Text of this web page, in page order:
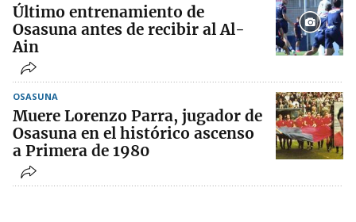
Último entrenamiento de
Osasuna antes de recibir al Al-
Ain
OSASUNA
Muere Lorenzo Parra, jugador de
Osasuna en el histórico ascenso
a Primera de 1980